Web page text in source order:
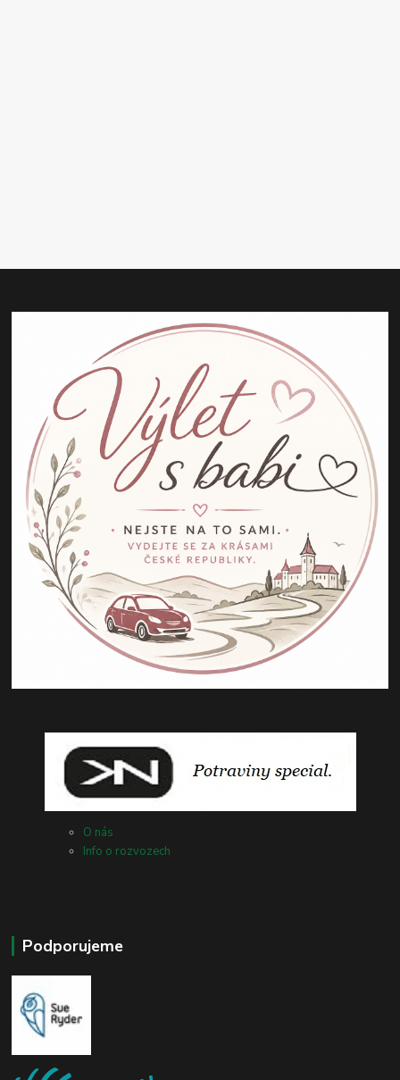
O nás
Info o rozvozech
Podporujeme